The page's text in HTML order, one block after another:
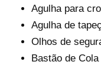
Agulha para
Agulha de
Olhos de
Bastão de